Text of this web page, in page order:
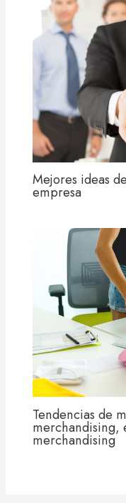
Mejores ideas
empresa
Tendencias de
merchandising,
merchandising